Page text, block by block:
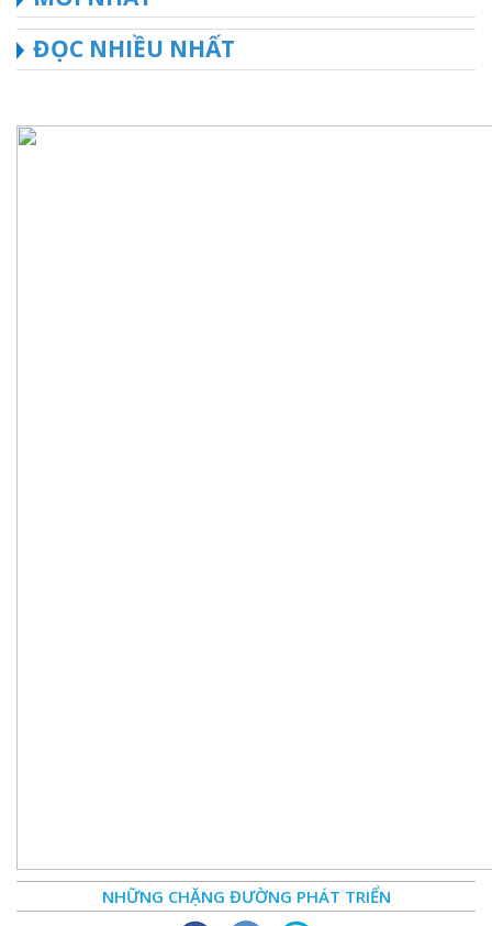
ĐỌC NHIỀU NHẤT
NHỮNG CHẶNG ĐƯỜNG PHÁT TRIỂN